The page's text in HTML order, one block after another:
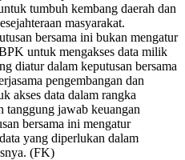
tumbuh kembang daerah dan
masyarakat.
bersama ini bukan mengatur
untuk mengakses data milik
diatur dalam keputusan bersama
pengembangan dan
akses data dalam rangka
tanggung jawab keuangan
bersama ini mengatur
yang diperlukan dalam
(FK)